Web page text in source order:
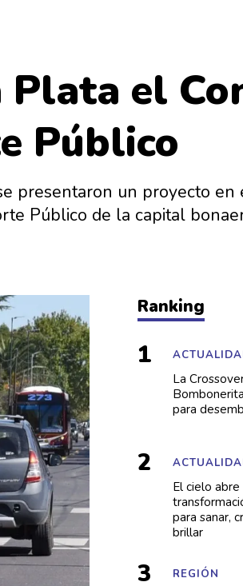
el
Público
presentaron un proyecto en
Público de la capital
Ranking
La
para
El cielo
para sanar,
brillar
REGIÓN